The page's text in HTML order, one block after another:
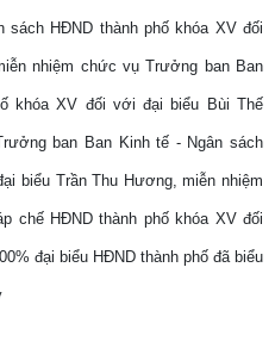
HĐND thành phố khóa XV đối
nhiệm chức vụ Trưởng ban Ban
khóa XV đối với đại biểu Bùi Thế
ban Ban Kinh tế - Ngân sách
biểu Trần Thu Hương, miễn nhiệm
chế HĐND thành phố khóa XV đối
đại biểu HĐND thành phố đã biểu